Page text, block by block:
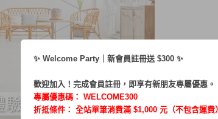
✨ Welcome Party｜新會員註冊送 $300 ✨
歡迎加入！完成會員註冊，即享有新朋友專屬優惠。
專屬優惠碼： WELCOME300
折抵條件： 全站單筆消費滿 $1,000 元（不包含運費